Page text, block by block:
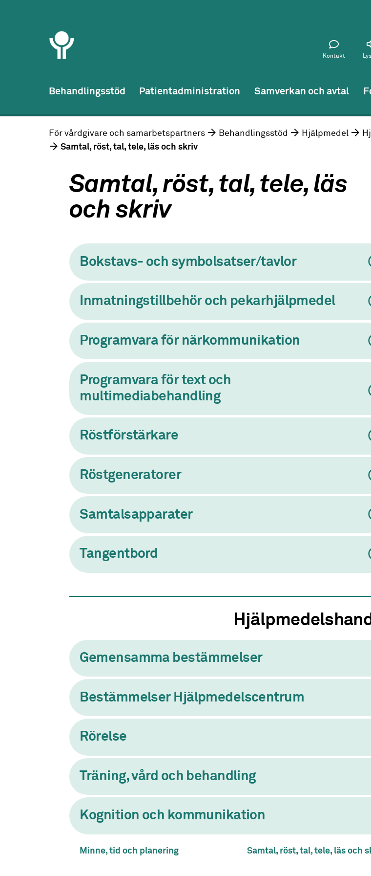
Kontakt
Behandlingsstöd Patientadministration Samverkan och avtal
För vårdgivare och samarbetspartners Behandlingsstöd Hjälpmedel
Samtal, röst, tal, tele, läs och skriv
Samtal, röst, tal, tele, läs
och skriv
Bokstavs- och symbolsatser/tavlor
Inmatningstillbehör och pekarhjälpmedel
Programvara för närkommunikation
Programvara för text och
multimediabehandling
Röstförstärkare
Röstgeneratorer
Samtalsapparater
Tangentbord
Gemensamma bestämmelser
Bestämmelser Hjälpmedelscentrum
Rörelse
Träning, vård och behandling
Kognition och kommunikation
Minne, tid och planering Samtal, röst, tal, tele, läs och